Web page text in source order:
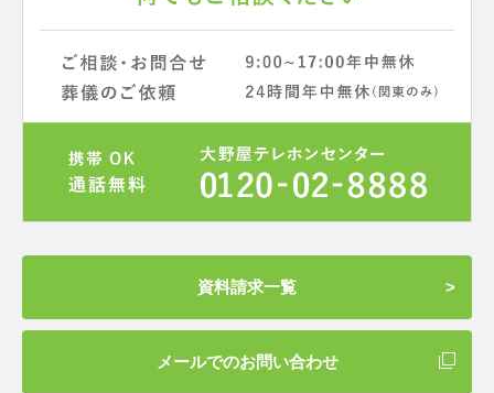
資料請求一覧
メールでのお問い合わせ